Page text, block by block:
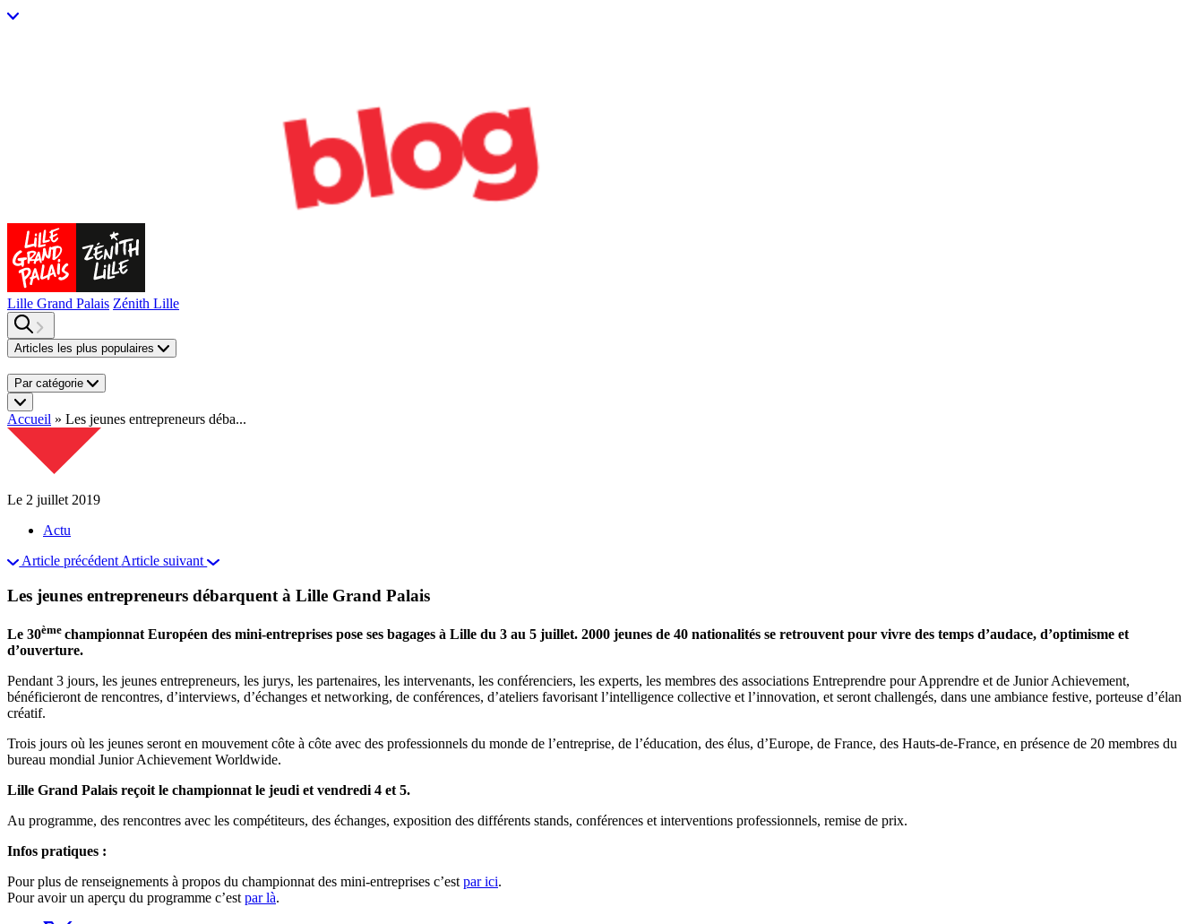
Lille Grand Palais Zénith Lille
Articles les plus populaires
Par catégorie
Accueil » Les jeunes entrepreneurs déba...
Le 2 juillet 2019
Actu
Article précédent Article suivant
Les jeunes entrepreneurs débarquent à Lille Grand Palais
Le 30ème championnat Européen des mini-entreprises pose ses bagages à Lille du 3 au 5 juillet. 2000 jeunes de 40 nationalités se retrouvent pour vivre des temps d’audace, d’optimisme et
d’ouverture.
Pendant 3 jours, les jeunes entrepreneurs, les jurys, les partenaires, les intervenants, les conférenciers, les experts, les membres des associations Entreprendre pour Apprendre et de Junior Achievement,
bénéficieront de rencontres, d’interviews, d’échanges et networking, de conférences, d’ateliers favorisant l’intelligence collective et l’innovation, et seront challengés, dans une ambiance festive, porteuse d’élan
créatif.
Trois jours où les jeunes seront en mouvement côte à côte avec des professionnels du monde de l’entreprise, de l’éducation, des élus, d’Europe, de France, des Hauts-de-France, en présence de 20 membres du
bureau mondial Junior Achievement Worldwide.
Lille Grand Palais reçoit le championnat le jeudi et vendredi 4 et 5.
Au programme, des rencontres avec les compétiteurs, des échanges, exposition des différents stands, conférences et interventions professionnels, remise de prix.
Infos pratiques :
Pour plus de renseignements à propos du championnat des mini-entreprises c’est par ici.
Pour avoir un aperçu du programme c’est par là.